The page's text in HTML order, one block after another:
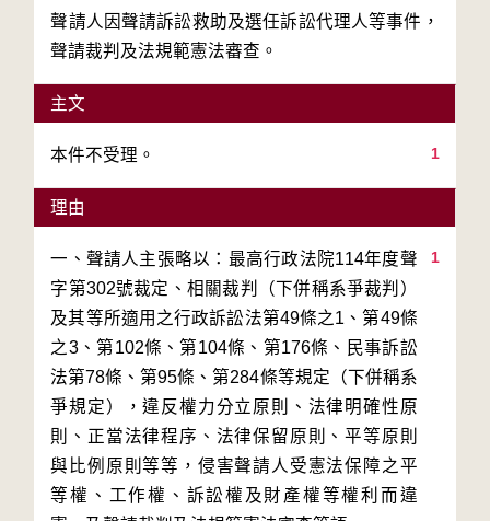
聲請人因聲請訴訟救助及選任訴訟代理人等事件，
聲請裁判及法規範憲法審查。
主文
1
本件不受理。
理由
1
一、聲請人主張略以：最高行政法院114年度聲
字第302號裁定、相關裁判（下併稱系爭裁判）
及其等所適用之行政訴訟法第49條之1、第49條
之3、第102條、第104條、第176條、民事訴訟
法第78條、第95條、第284條等規定（下併稱系
爭規定），違反權力分立原則、法律明確性原
則、正當法律程序、法律保留原則、平等原則
與比例原則等等，侵害聲請人受憲法保障之平
等權、工作權、訴訟權及財產權等權利而違